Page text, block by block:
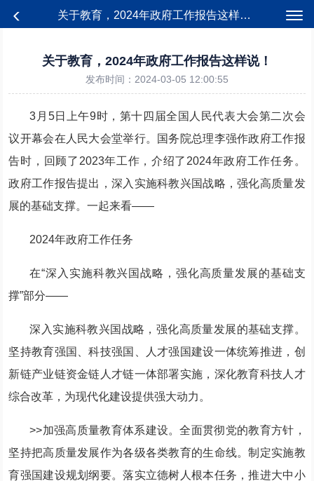
关于教育，2024年政府工作报告这样说！
关于教育，2024年政府工作报告这样说！
发布时间：2024-03-05 12:00:55
3月5日上午9时，第十四届全国人民代表大会第二次会
议开幕会在人民大会堂举行。国务院总理李强作政府工作报
告时，回顾了2023年工作，介绍了2024年政府工作任务。
政府工作报告提出，深入实施科教兴国战略，强化高质量发
展的基础支撑。一起来看——
2024年政府工作任务
在“深入实施科教兴国战略，强化高质量发展的基础支
撑”部分——
深入实施科教兴国战略，强化高质量发展的基础支撑。
坚持教育强国、科技强国、人才强国建设一体统筹推进，创
新链产业链资金链人才链一体部署实施，深化教育科技人才
综合改革，为现代化建设提供强大动力。
>>加强高质量教育体系建设。全面贯彻党的教育方针，
坚持把高质量发展作为各级各类教育的生命线。制定实施教
育强国建设规划纲要。落实立德树人根本任务，推进大中小